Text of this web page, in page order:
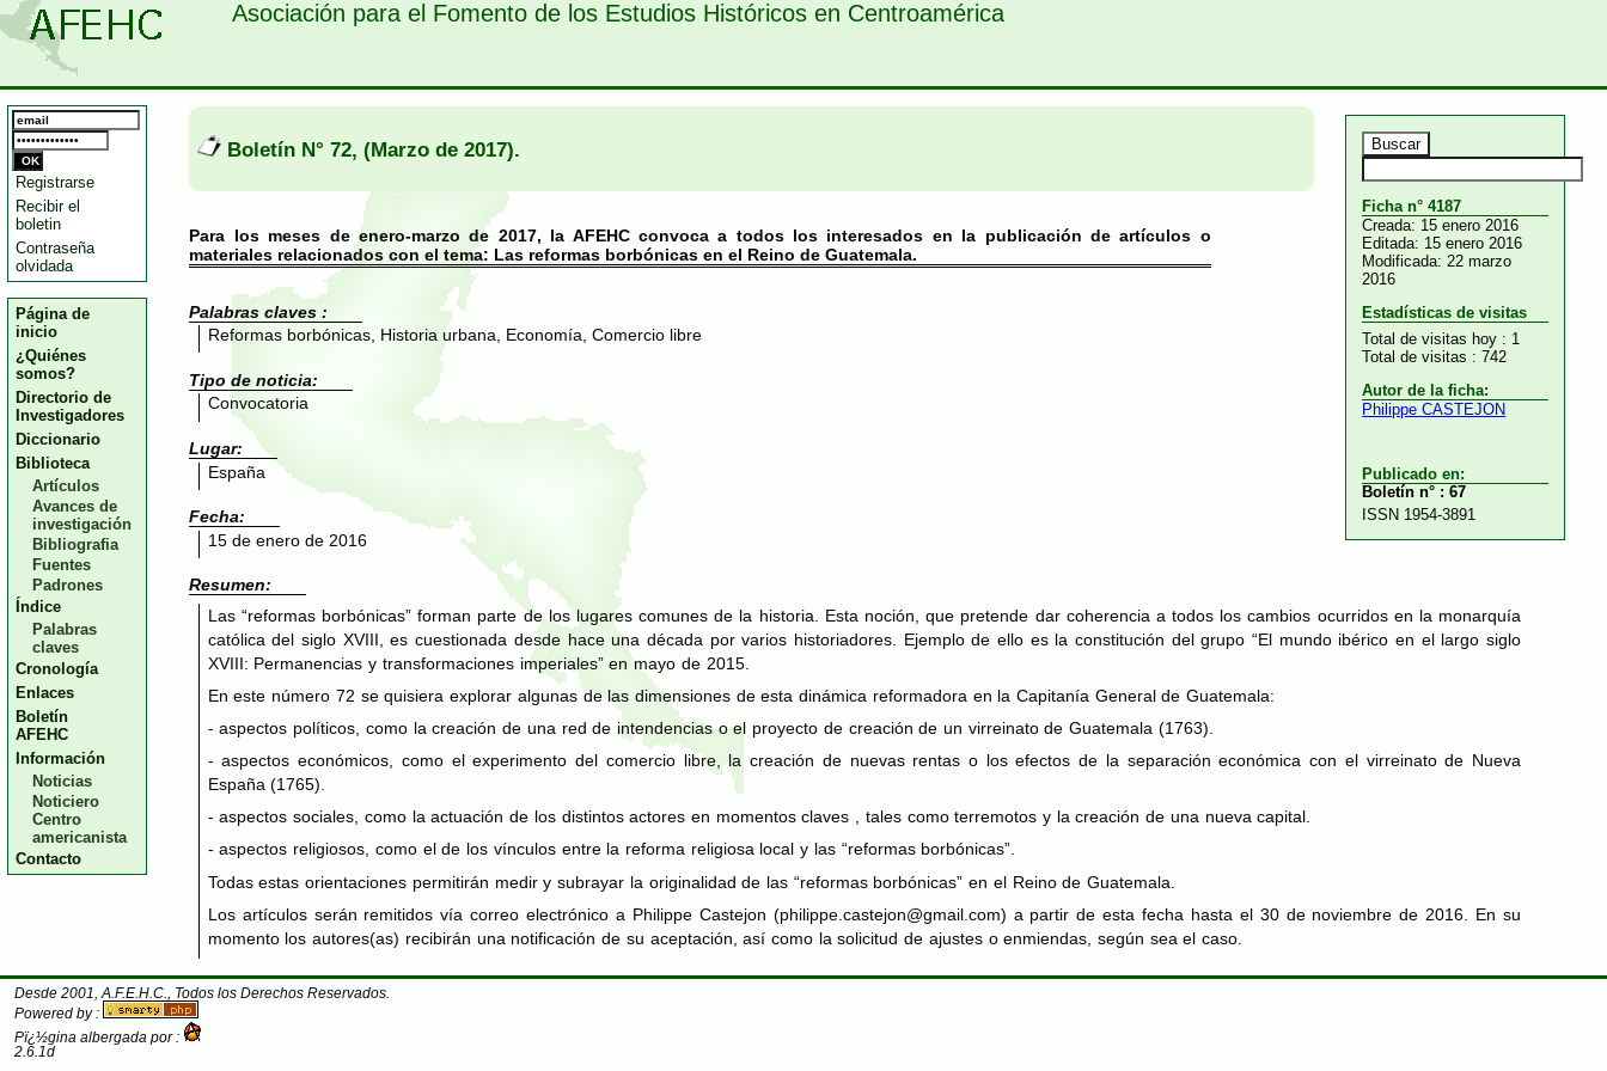
Asociación para el Fomento de los Estudios Históricos en Centroamérica
Registrarse
Recibir el
boletin
Contraseña
olvidada
Página de
inicio
¿Quiénes
somos?
Directorio de
Investigadores
Diccionario
Biblioteca
Artículos
Avances de
investigación
Bibliografia
Fuentes
Padrones
Índice
Palabras
claves
Cronología
Enlaces
Boletín
AFEHC
Información
Noticias
Noticiero
Centro
americanista
Contacto
Ficha n° 4187
Creada: 15 enero 2016
Editada: 15 enero 2016
Modificada: 22 marzo
2016
Estadísticas de visitas
Total de visitas hoy : 1
Total de visitas : 742
Autor de la ficha:
Philippe CASTEJON
Publicado en:
Boletín n° : 67
ISSN 1954-3891
Boletín N° 72, (Marzo de 2017).
Para los meses de enero-marzo de 2017, la AFEHC convoca a todos los interesados en la publicación de artículos o
materiales relacionados con el tema: Las reformas borbónicas en el Reino de Guatemala.
Palabras claves :
Reformas borbónicas, Historia urbana, Economía, Comercio libre
Tipo de noticia:
Convocatoria
Lugar:
España
Fecha:
15 de enero de 2016
Resumen:
Las “reformas borbónicas” forman parte de los lugares comunes de la historia. Esta noción, que pretende dar coherencia a todos los cambios ocurridos en la monarquía
católica del siglo XVIII , es cuestionada desde hace una década por varios historiadores. Ejemplo de ello es la constitución del grupo “El mundo ibérico en el largo siglo
XVIII: Permanencias y transformaciones imperiales” en mayo de 2015.
En este número 72 se quisiera explorar algunas de las dimensiones de esta dinámica reformadora en la Capitanía General de Guatemala:
- aspectos políticos, como la creación de una red de intendencias o el proyecto de creación de un virreinato de Guatemala (1763).
- aspectos económicos, como el experimento del comercio libre, la creación de nuevas rentas o los efectos de la separación económica con el virreinato de Nueva
España (1765).
- aspectos sociales, como la actuación de los distintos actores en momentos claves , tales como terremotos y la creación de una nueva capital.
- aspectos religiosos, como el de los vínculos entre la reforma religiosa local y las “reformas borbónicas”.
Todas estas orientaciones permitirán medir y subrayar la originalidad de las “reformas borbónicas” en el Reino de Guatemala.
Los artículos serán remitidos vía correo electrónico a Philippe Castejon (philippe.castejon@gmail.com) a partir de esta fecha hasta el 30 de noviembre de 2016. En su
momento los autores(as) recibirán una notificación de su aceptación, así como la solicitud de ajustes o enmiendas, según sea el caso.
Desde 2001, A.F.E.H.C., Todos los Derechos Reservados.
Powered by :
Pï¿½gina albergada por :
2.6.1d